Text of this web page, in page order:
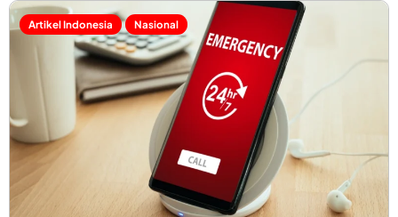
Artikel Indonesia Nasional